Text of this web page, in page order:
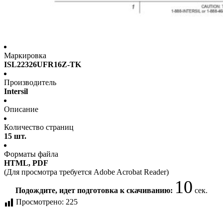
Маркировка
ISL22326UFR16Z-TK
Производитель
Intersil
Описание
Количество страниц
15 шт.
Форматы файла
HTML, PDF
(Для просмотра требуется Adobe Acrobat Reader)
Подождите, идет подготовка к скачиванию: 10 сек.
Просмотрено: 225